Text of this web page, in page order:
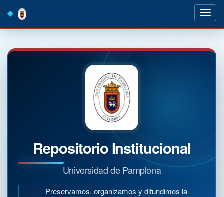
navigation
Repositorio Institucional
Universidad de Pamplona
Preservamos, organizamos y difundimos la